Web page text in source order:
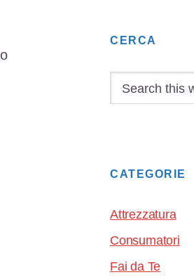
Primary
Sidebar
CERCA
CATEGORIE
Attrezzatura
Consumatori
Fai da Te